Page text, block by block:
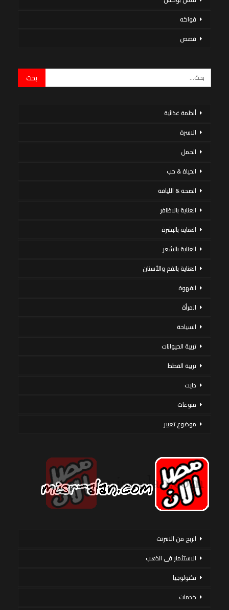
فواكه
قصص
أنظمة غذائية
الاسرة
الحمل
الحياة & حب
الصحة & اللياقة
العناية بالاظافر
العناية بالبشرة
العناية بالشعر
العناية بالفم والأسنان
القهوة
المرأة
السياحة
تربية الحيوانات
تربية القطط
دايت
منوعات
موضوع تعبير
الربح من الانترنت
الاستثمار فى الذهب
تكنولوجيا
خدمات